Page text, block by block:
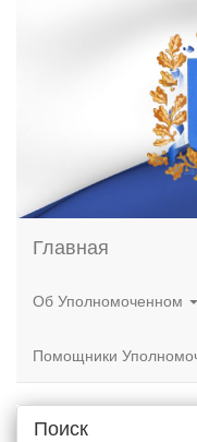
Главная
Об Уполномоченном
Помощники
Поиск